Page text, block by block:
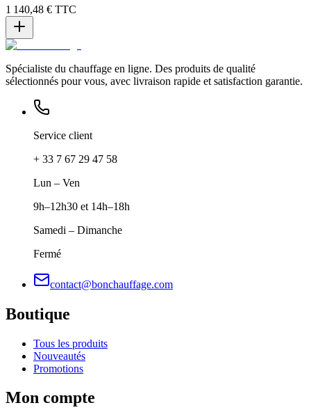
1 140,48 € TTC
Spécialiste du chauffage en ligne. Des produits de qualité
sélectionnés pour vous, avec livraison rapide et satisfaction garantie.
Service client
+ 33 7 67 29 47 58
Lun – Ven
9h–12h30 et 14h–18h
Samedi – Dimanche
Fermé
contact@bonchauffage.com
Boutique
Tous les produits
Nouveautés
Promotions
Mon compte